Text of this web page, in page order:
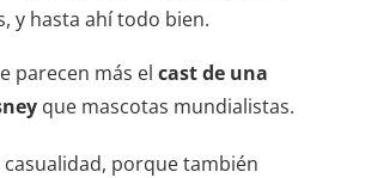
y hasta ahí todo bien.
parecen más el cast de una
que mascotas mundialistas.
casualidad, porque también